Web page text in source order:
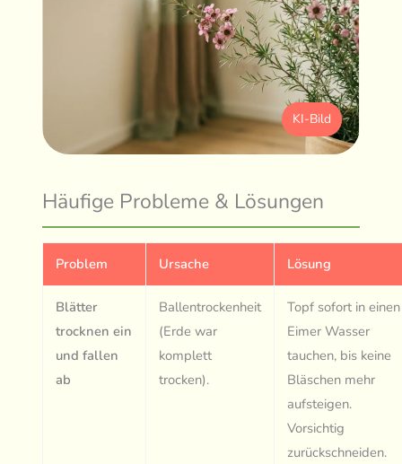
KI-Bild
Häufige Probleme & Lösungen
Problem Ursache Lösung
Blätter
trocknen ein
und fallen
ab
Ballentrockenheit
(Erde war
komplett
trocken).
Topf sofort in einen
Eimer Wasser
tauchen, bis keine
Bläschen mehr
aufsteigen.
Vorsichtig
zurückschneiden.